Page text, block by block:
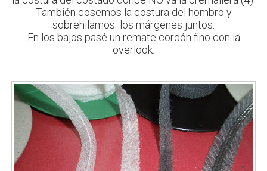
También cosemos la costura del hombro y
sobrehilamos los márgenes juntos.
En los bajos pasé un remate cordón fino con la
overlook.